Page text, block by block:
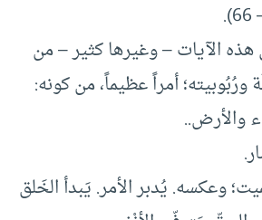
هذه الآيات – وغيرها كثير – من
ورُبُوبيته؛ أمراً عظيماً، من كونه:
والأرض..
وعكسه. يُدبر الأمر. يَبدأ الخَلق